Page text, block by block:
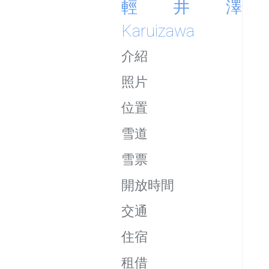
Karuizawa
介紹
照片
位置
雪道
雪票
開放時間
交通
住宿
租借